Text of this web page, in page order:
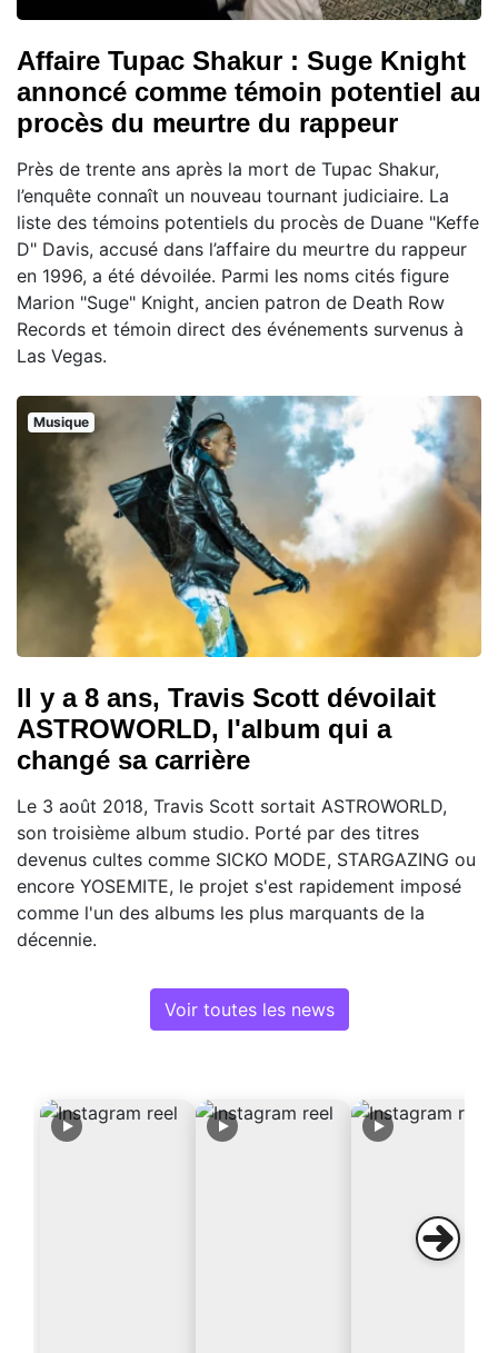
Affaire Tupac Shakur : Suge Knight
annoncé comme témoin potentiel au
procès du meurtre du rappeur
Près de trente ans après la mort de Tupac Shakur,
l’enquête connaît un nouveau tournant judiciaire. La
liste des témoins potentiels du procès de Duane "Keffe
D" Davis, accusé dans l’affaire du meurtre du rappeur
en 1996, a été dévoilée. Parmi les noms cités figure
Marion "Suge" Knight, ancien patron de Death Row
Records et témoin direct des événements survenus à
Las Vegas.
Musique
Il y a 8 ans, Travis Scott dévoilait
ASTROWORLD, l'album qui a
changé sa carrière
Le 3 août 2018, Travis Scott sortait ASTROWORLD,
son troisième album studio. Porté par des titres
devenus cultes comme SICKO MODE, STARGAZING ou
encore YOSEMITE, le projet s'est rapidement imposé
comme l'un des albums les plus marquants de la
décennie.
Voir toutes les news